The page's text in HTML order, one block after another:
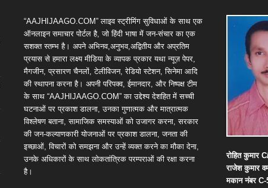
“AAJHIJAAGO.COM” लाइव स्ट्रीमिंग सुविधाओं के साथ एक
ऑनलाइन समाचार पोर्टल है, जो हिंदी भाषा में जन-संचार का एक
सशक्त स्तम्भ है। अपने अभिनव,अनुभव,अद्वितीय और अप्रतिम
प्रयास से हमारा लक्ष्य मीडिया के व्यापक प्रकार यथा न्यूज़ पेपर,
मैगजीन, प्रसारण चैनलों, टेलीविजन, रेडियो स्टेशन, सिनेमा आदि
की स्थापना करना है। अपनी परिपक्व, ईमानदार, और निष्पक्ष टीम
के साथ “AAJHIJAAGO.COM” का उद्देश्य देशहित में सच्ची
घटनाओं पर प्रकाश डालना, उनका गुणात्मक और मात्रात्मक
विश्लेषण बताना, सामाजिक समस्याओं को उजागर करना, सरकार
की जन-कल्याणकारी योजनाओं पर प्रकाश डालना, जनता की
इच्छाओं, विचारों को समझना और उन्हें व्यक्त करने का मौका देना,
उनके अधिकारों के साथ लोकतांत्रिक परम्पराओं की रक्षा करना
है।
रोहित कुमार
राजेश कुमार
मकान नंबरC-